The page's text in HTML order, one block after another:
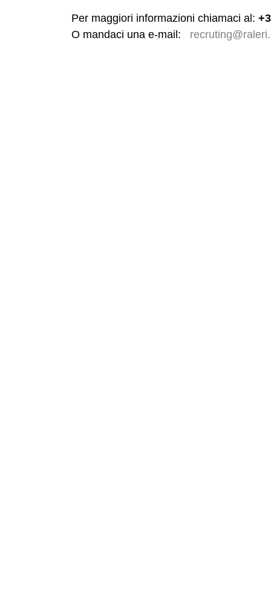
Per maggiori informazioni chiamaci al:
O mandaci una e-mail: